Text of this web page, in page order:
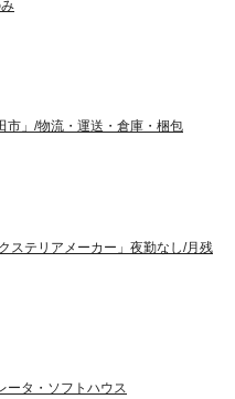
市」/物流・運送・倉庫・梱包
ステリアメーカー」夜勤なし/月残
ータ・ソフトハウス